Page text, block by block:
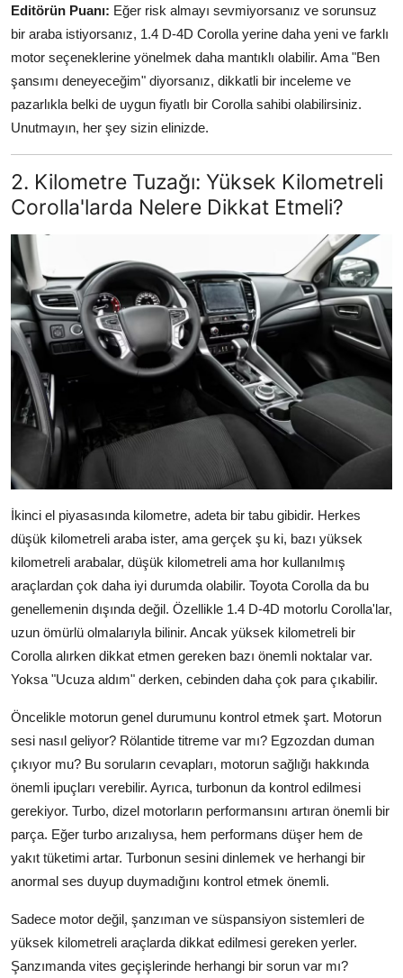
Editörün Puanı: Eğer risk almayı sevmiyorsanız ve sorunsuz
bir araba istiyorsanız, 1.4 D-4D Corolla yerine daha yeni ve farklı
motor seçeneklerine yönelmek daha mantıklı olabilir. Ama "Ben
şansımı deneyeceğim" diyorsanız, dikkatli bir inceleme ve
pazarlıkla belki de uygun fiyatlı bir Corolla sahibi olabilirsiniz.
Unutmayın, her şey sizin elinizde.
2. Kilometre Tuzağı: Yüksek Kilometreli
Corolla'larda Nelere Dikkat Etmeli?
İkinci el piyasasında kilometre, adeta bir tabu gibidir. Herkes
düşük kilometreli araba ister, ama gerçek şu ki, bazı yüksek
kilometreli arabalar, düşük kilometreli ama hor kullanılmış
araçlardan çok daha iyi durumda olabilir. Toyota Corolla da bu
genellemenin dışında değil. Özellikle 1.4 D-4D motorlu Corolla'lar,
uzun ömürlü olmalarıyla bilinir. Ancak yüksek kilometreli bir
Corolla alırken dikkat etmen gereken bazı önemli noktalar var.
Yoksa "Ucuza aldım" derken, cebinden daha çok para çıkabilir.
Öncelikle motorun genel durumunu kontrol etmek şart. Motorun
sesi nasıl geliyor? Rölantide titreme var mı? Egzozdan duman
çıkıyor mu? Bu soruların cevapları, motorun sağlığı hakkında
önemli ipuçları verebilir. Ayrıca, turbonun da kontrol edilmesi
gerekiyor. Turbo, dizel motorların performansını artıran önemli bir
parça. Eğer turbo arızalıysa, hem performans düşer hem de
yakıt tüketimi artar. Turbonun sesini dinlemek ve herhangi bir
anormal ses duyup duymadığını kontrol etmek önemli.
Sadece motor değil, şanzıman ve süspansiyon sistemleri de
yüksek kilometreli araçlarda dikkat edilmesi gereken yerler.
Şanzımanda vites geçişlerinde herhangi bir sorun var mı?